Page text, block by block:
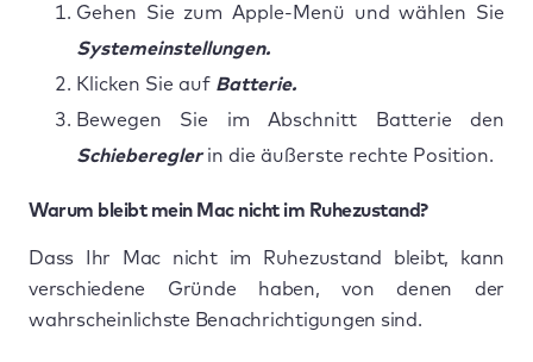
Gehen Sie zum Apple-Menü und wählen Sie
Systemeinstellungen.
Klicken Sie auf Batterie.
Bewegen Sie im Abschnitt Batterie den
Schiebereglerin die äußerste rechte Position.
Warum bleibt mein Mac nicht im Ruhezustand?
Dass Ihr Mac nicht im Ruhezustand bleibt, kann
verschiedene Gründe haben, von denen der
wahrscheinlichste Benachrichtigungen sind.